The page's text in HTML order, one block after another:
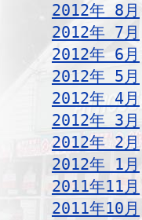
2012年 8月
2012年 7月
2012年 6月
2012年 5月
2012年 4月
2012年 3月
2012年 2月
2012年 1月
2011年11月
2011年10月